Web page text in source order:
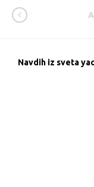
Navdih iz sveta